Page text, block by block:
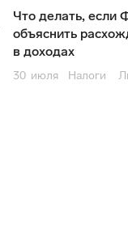
Что делать, если
объяснить
в доходах
30 июля Налоги